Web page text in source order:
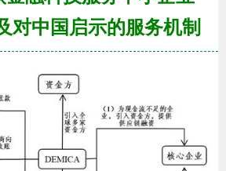
对中国启示的服务机制